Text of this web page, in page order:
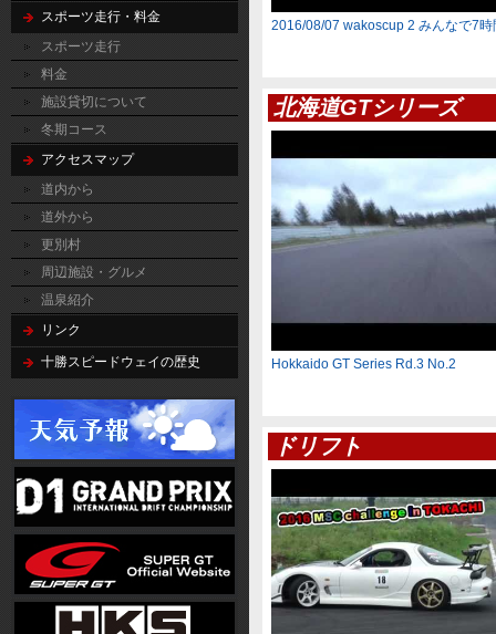
スポーツ走行・料金
スポーツ走行
料金
施設貸切について
冬期コース
アクセスマップ
道内から
道外から
更別村
周辺施設・グルメ
温泉紹介
リンク
十勝スピードウェイの歴史
2016/08/07 wakoscup 2 みんなで7時
北海道GTシリーズ
Hokkaido GT Series Rd.3 No.2
ドリフト